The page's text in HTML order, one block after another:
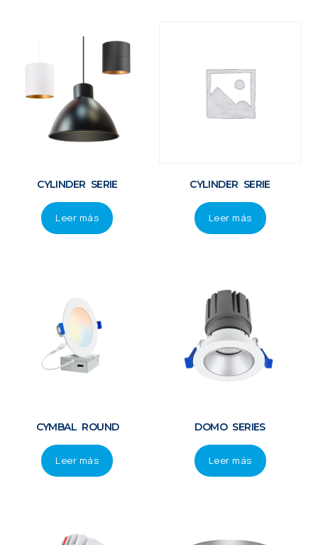
CYLINDER SERIE
Leer más
CYLINDER SERIE
Leer más
CYMBAL ROUND
Leer más
DOMO SERIES
Leer más